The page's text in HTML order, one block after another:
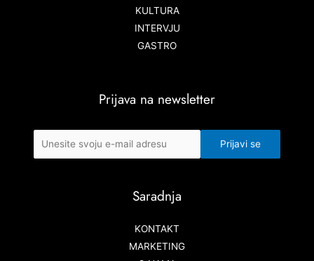
KULTURA
INTERVJU
GASTRO
Prijava na newsletter
Saradnja
KONTAKT
MARKETING